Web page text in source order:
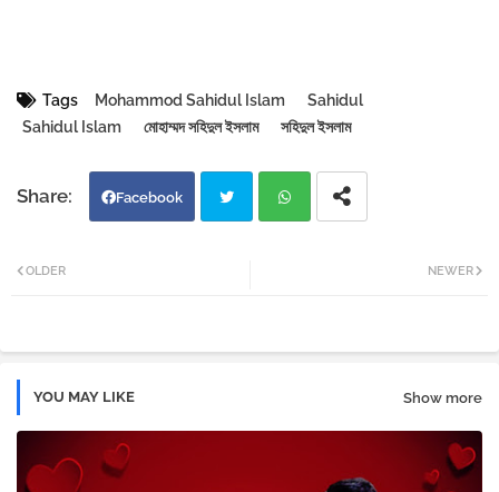
Tags Mohammod Sahidul Islam
Sahidul
Sahidul Islam
মোহাম্মদ সহিদুল ইসলাম সহিদুল ইসলাম
Facebook
pp
NEWER
OLDER
YOU MAY LIKE Show more